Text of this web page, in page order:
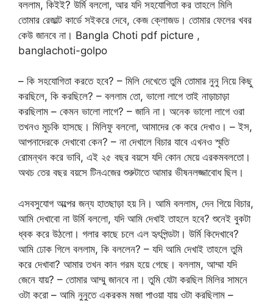
বললাম, কিইই? উর্মি বললো, আর যদি সহযোগিতা কর তাহলে মিলি
তোমার রেজাল্ট কার্ডে সইকরে দেবে, কেজ ক্লোজড। তোমার ফেলের খবর
কেউ জানবে না। Bangla Choti pdf picture ,
banglachoti-golpo
– কি সহযোগিতা করতে হবে? – মিলি দেখেতে তুমি তোমার নুনু নিয়ে কিছু
করছিলে, কি করছিলে? – বললাম তো, ভালো লাগে তাই নাড়াচাড়া
করছিলাম – কেমন ভালো লাগে? – জানি না। অনেক ভালো লাগে ওরা
তখনও মুচকি হাসছে। মিলিফু বললো, আমাদের কে করে দেখাও। – ইস,
আপনাদেরকে দেখাবো কেন? – না দেখালে বিচার যাবে এখনও স্মৃতি
রোমন্থন করে ভাবি, এই ২৫ বছর বয়সে যদি কোন মেয়ে এরকমবলতো।
অথচ তের বছর বয়সে টিনএজের শুরুটাতে আমার ভীষনলজ্জাবোধ ছিল।
এসবসুযোগ অল্পের জন্য হাতছাড়া হয় নি। আমি বললাম, দেন গিয়ে বিচার,
আমি দেখাবো না উর্মি বললো, যদি আমি দেখাই তাহলে হবে? শুনেই বুকটা
ধ্বক করে উঠলো। গলার কাছে চলে এল হৃৎপিন্ডটা। উর্মি কিদেখাবে?
আমি ঢোক গিলে বললাম, কি বললেন? – যদি আমি দেখাই তাহলে তুমি
করে দেখাবা? আমার তখন কান গরম হয়ে গেছে। বললাম, আম্মা যদি
জেনে যায়? – তোমার আম্মু জানবে না। তুমি যেটা করছিল মিলির সামনে
ওটা করো – আমি নুনুতে একরকম মজা পাওয়া যায় ওটা করছিলাম –